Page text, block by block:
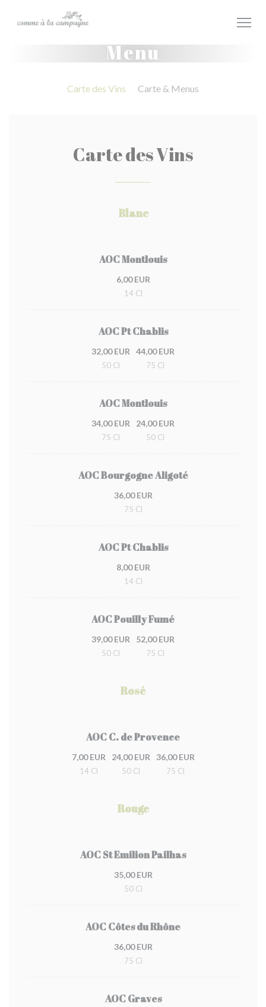
Menu
Carte des Vins Carte & Menus
Carte des Vins
Blanc
AOC Montlouis
6,00 EUR
14 Cl
AOC Pt Chablis
32,00 EUR
50 Cl
44,00 EUR
75 Cl
AOC Montlouis
34,00 EUR
75 Cl
24,00 EUR
50 Cl
AOC Bourgogne Aligoté
36,00 EUR
75 Cl
AOC Pt Chablis
8,00 EUR
14 Cl
AOC Pouilly Fumé
39,00 EUR
50 Cl
52,00 EUR
75 Cl
Rosé
AOC C. de Provence
7,00 EUR
14 Cl
24,00 EUR
50 Cl
36,00 EUR
75 Cl
Rouge
AOC St Emilion Pailhas
35,00 EUR
50 Cl
AOC Côtes du Rhône
36,00 EUR
75 Cl
AOC Graves